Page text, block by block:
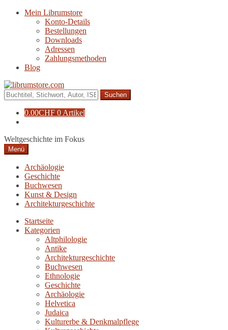
Navigation
Zum
Mein Librumstore
Konto-Details
Bestellungen
Downloads
Adressen
Zahlungsmethoden
Blog
Suche
nach:
0.00CHF 0 Artikel
Weltgeschichte im Fokus
Menü
Archäologie
Geschichte
Buchwesen
Kunst & Design
Architekturgeschichte
Startseite
Kategorien
Altphilologie
Antike
Architekturgeschichte
Buchwesen
Ethnologie
Geschichte
Archäologie
Helvetica
Judaica
Kulturerbe & Denkmalpflege